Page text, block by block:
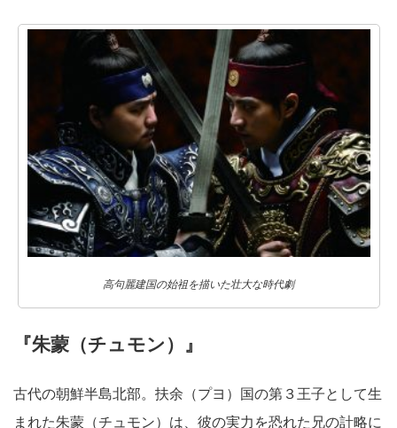
高句麗建国の始祖を描いた壮大な時代劇
『朱蒙（チュモン）』
古代の朝鮮半島北部。扶余（プヨ）国の第３王子として生
まれた朱蒙（チュモン）は、彼の実力を恐れた兄の計略に